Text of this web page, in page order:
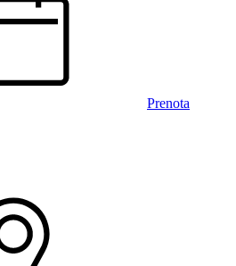
Prenota